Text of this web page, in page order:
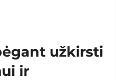
užkirsti
ir